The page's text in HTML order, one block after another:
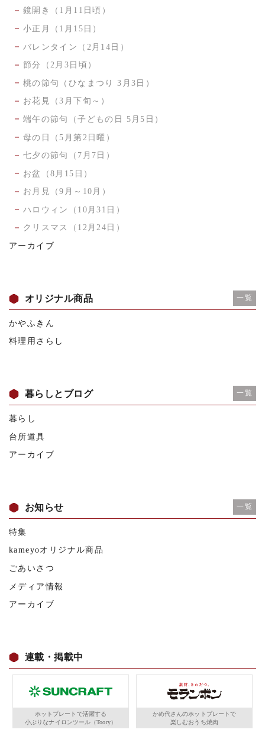
鏡開き（1月11日頃）
小正月（1月15日）
バレンタイン（2月14日）
節分（2月3日頃）
桃の節句（ひなまつり 3月3日）
お花見（3月下旬～）
端午の節句（子どもの日 5月5日）
母の日（5月第2日曜）
七夕の節句（7月7日）
お盆（8月15日）
お月見（9月～10月）
ハロウィン（10月31日）
クリスマス（12月24日）
アーカイブ
オリジナル商品 一覧
かやふきん
料理用さらし
暮らしとブログ 一覧
暮らし
台所道具
アーカイブ
お知らせ 一覧
特集
kameyoオリジナル商品
ごあいさつ
メディア情報
アーカイブ
連載・掲載中
ホットプレートで活躍する
小ぶりなナイロンツール（Toory）
かめ代さんのホットプレートで
楽しむおうち焼肉